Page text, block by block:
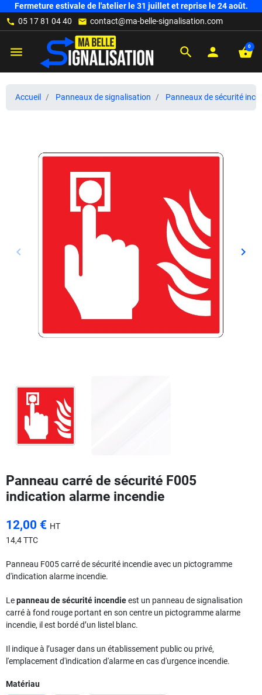
Fermeture estivale de l'atelier le 31 juillet et reprise le 24 août.
call 05 17 81 04 40 mail contact@ma-belle-signalisation.com
menu search person shopping_basket
0
Accueil Panneaux de signalisation Panneaux de sécurité
Précédent
keyboard_arrow_left keyboard_arrow_right
Panneau carré de sécurité F005
indication alarme incendie
12,00 € HT
14,4 TTC
Panneau F005 carré de sécurité incendie avec un pictogramme
d'indication alarme incendie.
Lepanneau de sécurité incendieest un panneau de signalisation
carré à fond rouge portant en son centre un pictogramme alarme
incendie, il est bordé d’un listel blanc.
Il indique à l’usager dans un établissement public ou privé,
l'emplacement d'indication d'alarme en cas d'urgence incendie.
Matériau